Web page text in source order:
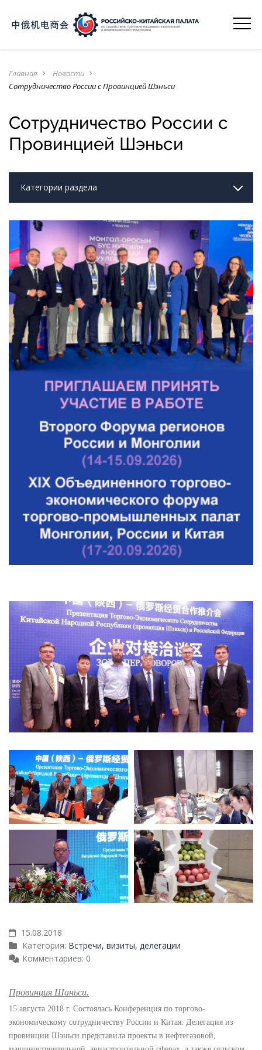
Главная navigate_next Новости navigate_next
Сотрудничество России с Провинцией Шэньси
Сотрудничество России с
Провинцией Шэньси
Категории раздела
15.08.2018
Категория: Встречи, визиты, делегации
Комментариев: 0
Провинция Шаньси.
15 августа 2018 г. Состоялась Конференция по торгово-
экономическому сотрудничеству России и Китая. Делегация из
провинции Шэньси представила проекты в нефтегазовой,